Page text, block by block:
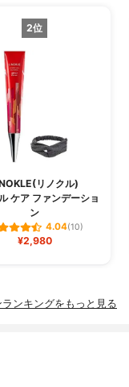
2位
リノクル)
ケア ファンデーショ
ン
4.04(10)
¥2,980
ンキングをもっと見る